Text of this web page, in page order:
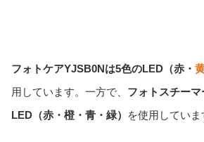
フォトケアYJSB0Nは5色のLED（赤・
用しています。一方で、 フォトスチー
LED（赤・橙・青・緑）
を使用していま